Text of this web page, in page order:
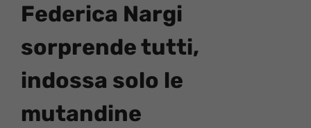
Federica Nargi
sorprende tutti,
indossa solo le
mutandine